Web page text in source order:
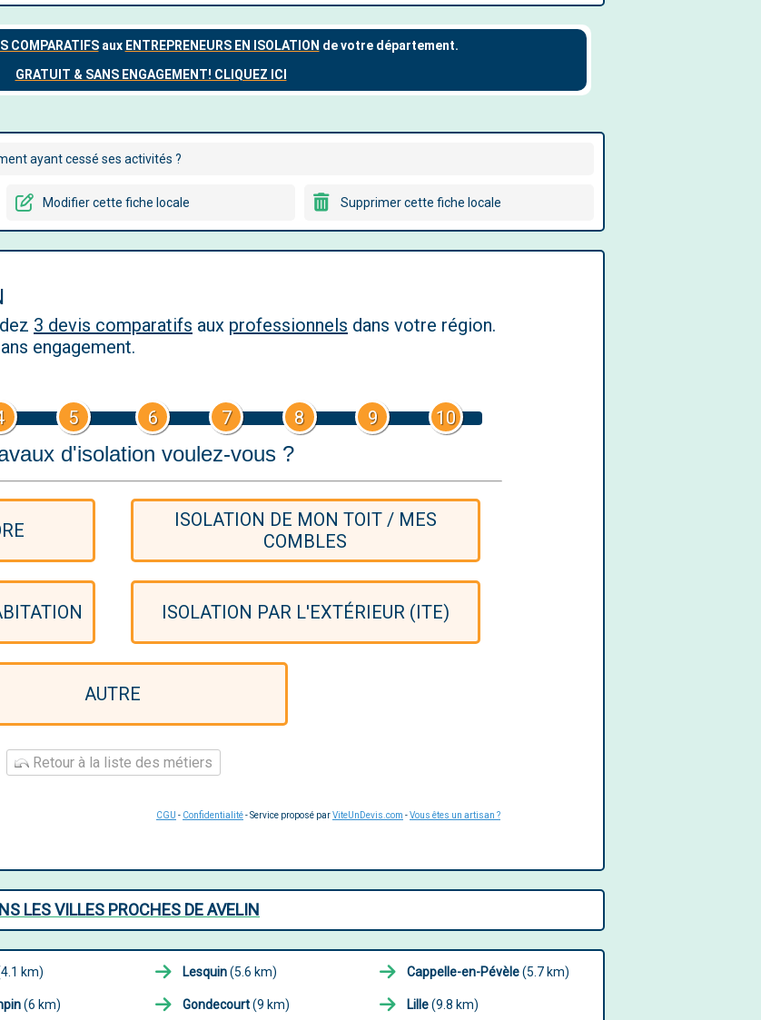
ayant cessé ses activités ?
Modifier cette fiche locale Supprimer cette fiche locale
3 devis comparatifs aux professionnels dans votre région.
engagement.
5 6 7 8 9 10
d'isolation voulez-vous ?
ISOLATION DE MON TOIT / MES
COMBLES
ISOLATION PAR L'EXTÉRIEUR (ITE)
AUTRE
Retour à la liste des métiers
CGU - Confidentialité- Service proposé parViteUnDevis.com -Vous êtes un artisan ?
LES VILLES PROCHES DE AVELIN
km) Lesquin(5.6 km) Cappelle-en-Pévèle(5.7 km)
(6 km) Gondecourt(9 km) Lille(9.8 km)